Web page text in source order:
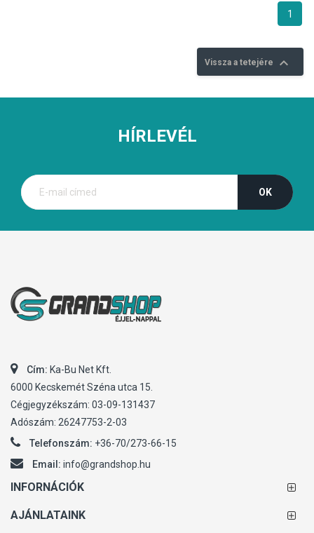
1
Vissza a tetejére 
HÍRLEVÉL
Cím: Ka-Bu Net Kft.
6000 Kecskemét Széna utca 15.
Cégjegyzékszám: 03-09-131437
Adószám: 26247753-2-03
Telefonszám: +36-70/273-66-15
Email: info@grandshop.hu
INFORNÁCIÓK
AJÁNLATAINK